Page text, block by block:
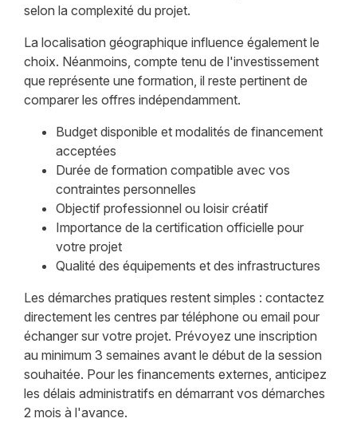
selon la complexité du projet.
La localisation géographique influence également le
choix. Néanmoins, compte tenu de l'investissement
que représente une formation, il reste pertinent de
comparer les offres indépendamment.
Budget disponible et modalités de financement
acceptées
Durée de formation compatible avec vos
contraintes personnelles
Objectif professionnel ou loisir créatif
Importance de la certification officielle pour
votre projet
Qualité des équipements et des infrastructures
Les démarches pratiques restent simples : contactez
directement les centres par téléphone ou email pour
échanger sur votre projet. Prévoyez une inscription
au minimum 3 semaines avant le début de la session
souhaitée. Pour les financements externes, anticipez
les délais administratifs en démarrant vos démarches
2 mois à l'avance.